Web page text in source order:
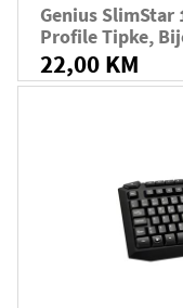
Genius SlimStar
Profile Tipke,
22,00 KM